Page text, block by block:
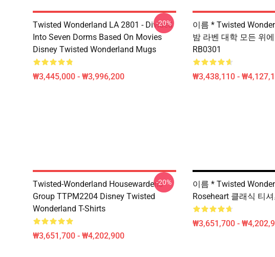
Twisted Wonderland LA 2801 - Divided
Into Seven Dorms Based On Movies
Disney Twisted Wonderland Mugs
₩3,445,000 - ₩3,996,200
-20%
이름 * Twisted
밤 라벤 대학 모든 위
RB0301
₩3,438,110 -
Twisted-Wonderland Housewardens
Group TTPM2204 Disney Twisted
Wonderland T-Shirts
₩3,651,700 - ₩4,202,900
-20%
이름 * Twisted
Roseheart 클래식 티
₩3,651,700 -